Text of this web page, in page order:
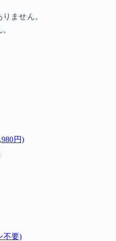
ません。
円)
不要)